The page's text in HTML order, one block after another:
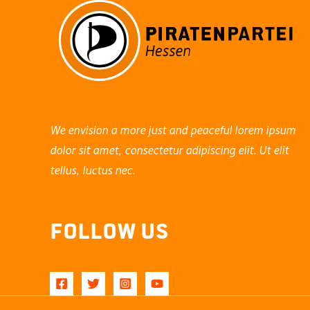
We envision a more just and peaceful lorem ipsum
dolor sit amet, consectetur adipiscing elit. Ut elit
tellus, luctus nec.
Follow Us